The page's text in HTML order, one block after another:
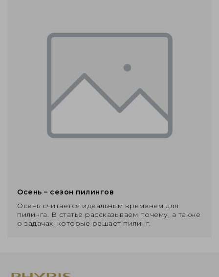
Осень – сезон пилингов
Осень считается идеальным временем для
пилинга. В статье рассказываем почему, а также
о задачах, которые решает пилинг.